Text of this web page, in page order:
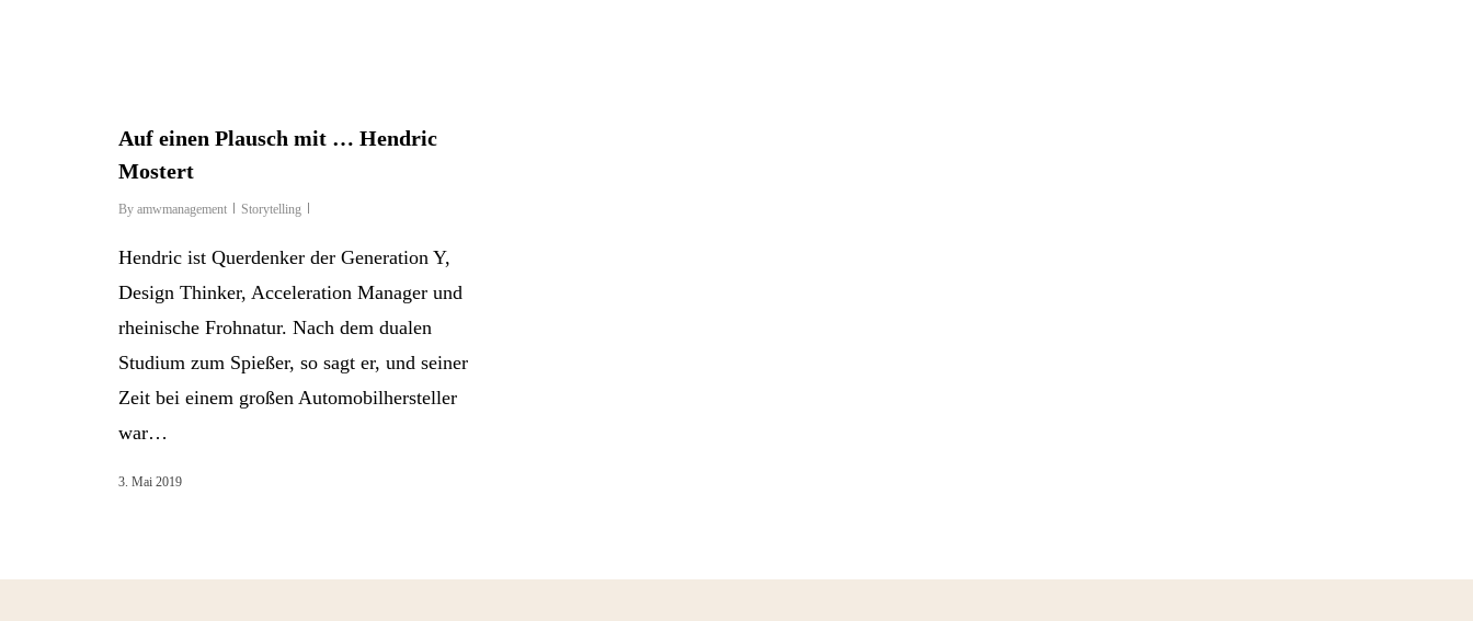
Auf einen Plausch mit … Hendric
Mostert
By amwmanagement Storytelling
Hendric ist Querdenker der Generation Y,
Design Thinker, Acceleration Manager und
rheinische Frohnatur. Nach dem dualen
Studium zum Spießer, so sagt er, und seiner
Zeit bei einem großen Automobilhersteller
war…
3. Mai 2019